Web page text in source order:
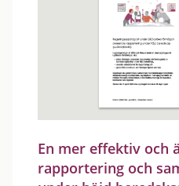
En mer effektiv och
rapportering och